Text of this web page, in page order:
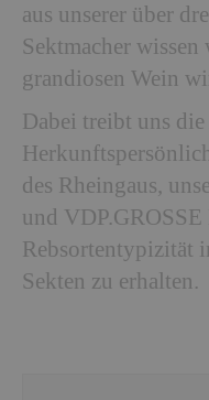
aus unserer über
Sektmacher
grandiosen Wein
Dabei treibt uns
des Rheingaus,
und
Rebsortentypizität
Sekten zu erhalten.